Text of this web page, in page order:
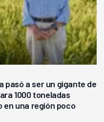
pasó a ser un gigante de
1000 toneladas
en una región poco